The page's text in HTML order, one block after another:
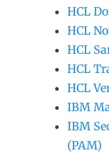
HCL
HCL
HCL
HCL
HCL
IBM
IBM
(PAM)